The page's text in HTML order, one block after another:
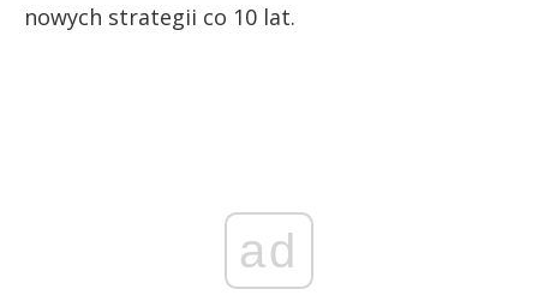
nowych strategii co 10 lat.
ad